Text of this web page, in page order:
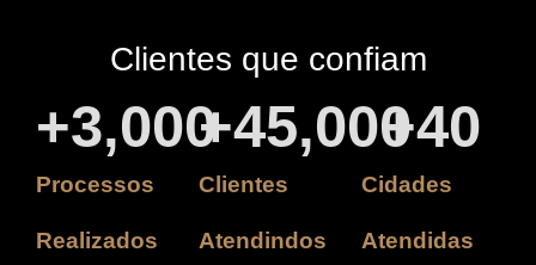
Clientes que confiam
Processos
Realizados
+3,000
Clientes
Atendindos
+45,000
Cidades
Atendidas
+40